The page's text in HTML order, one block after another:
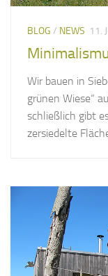
BLOG / NEWS 11.
Wir bauen in
grünen Wiese“
schließlich gibt
zersiedelte